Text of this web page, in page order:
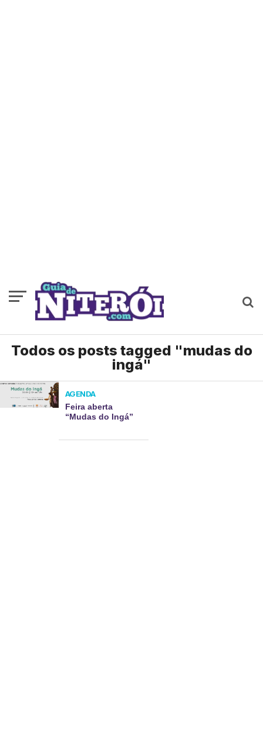
Todos os posts tagged "mudas do
ingá"
AGENDA
Feira aberta
“Mudas do Ingá”